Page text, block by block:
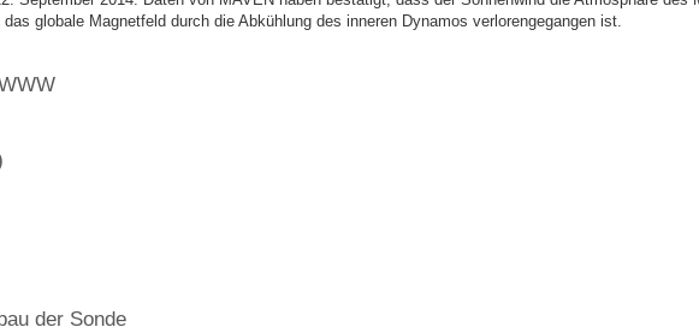
globale Magnetfeld durch die Abkühlung des inneren Dynamos verlorengegangen ist.
der Sonde